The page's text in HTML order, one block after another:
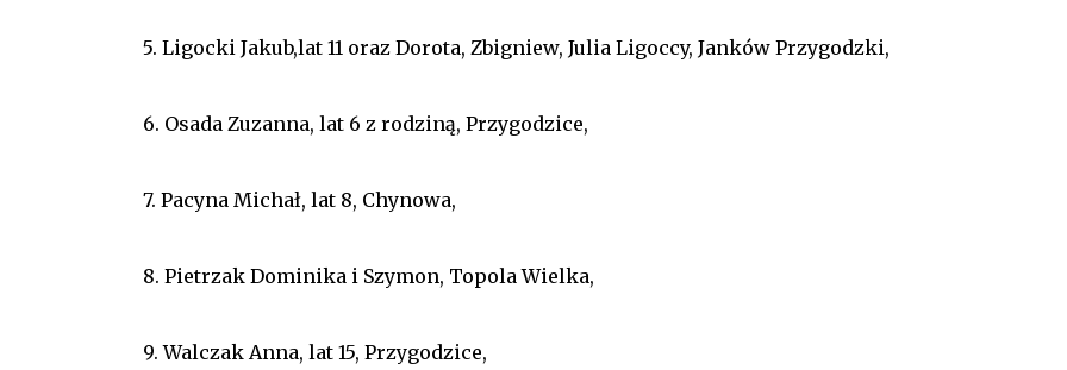
5. Ligocki Jakub,lat 11 oraz Dorota, Zbigniew, Julia Ligoccy, Janków Przygodzki,
6. Osada Zuzanna, lat 6 z rodziną, Przygodzice,
7. Pacyna Michał, lat 8, Chynowa,
8. Pietrzak Dominika i Szymon, Topola Wielka,
9. Walczak Anna, lat 15, Przygodzice,